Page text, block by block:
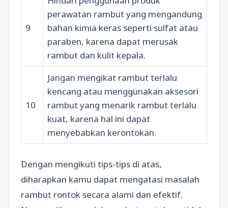
9
perawatan rambut yang mengandung
bahan kimia keras seperti sulfat atau
paraben, karena dapat merusak
rambut dan kulit kepala.
10
Jangan mengikat rambut terlalu
kencang atau menggunakan aksesori
rambut yang menarik rambut terlalu
kuat, karena hal ini dapat
menyebabkan kerontokan.
Dengan mengikuti tips-tips di atas,
diharapkan kamu dapat mengatasi masalah
rambut rontok secara alami dan efektif.